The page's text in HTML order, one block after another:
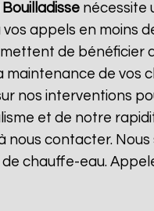
Bouilladisse nécessite
appels en moins
de bénéficier
de vos
nos interventions
et de notre
nous contacter.
chauffe-eau.